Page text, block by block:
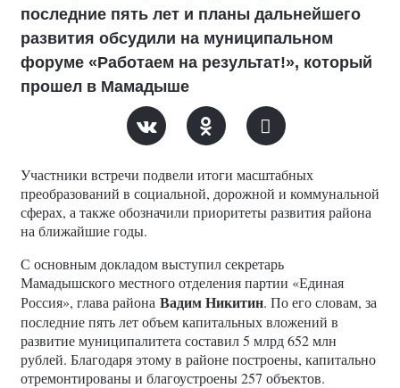
последние пять лет и планы дальнейшего
развития обсудили на муниципальном
форуме «Работаем на результат!», который
прошел в Мамадыше
Участники встречи подвели итоги масштабных
преобразований в социальной, дорожной и коммунальной
сферах, а также обозначили приоритеты развития района
на ближайшие годы.
С основным докладом выступил секретарь
Мамадышского местного отделения партии «Единая
Россия», глава района Вадим Никитин. По его словам, за
последние пять лет объем капитальных вложений в
развитие муниципалитета составил 5 млрд 652 млн
рублей. Благодаря этому в районе построены, капитально
отремонтированы и благоустроены 257 объектов.